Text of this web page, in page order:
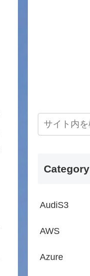
Category
AudiS3
AWS
Azure